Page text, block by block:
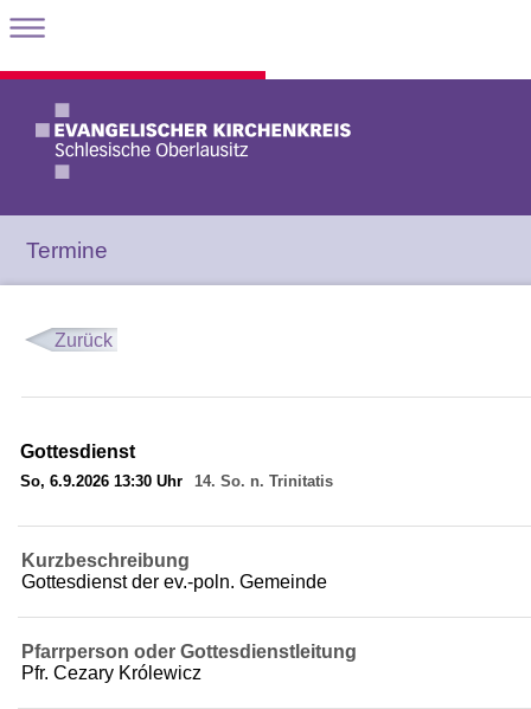
Termine
Zurück
Gottesdienst
So, 6.9.2026 13:30 Uhr 14. So. n. Trinitatis
Kurzbeschreibung
Gottesdienst der ev.-poln. Gemeinde
Pfarrperson oder Gottesdienstleitung
Pfr. Cezary Królewicz